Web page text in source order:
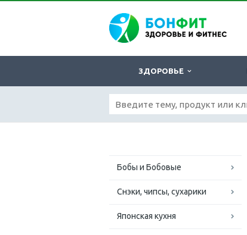
ЗДОРОВЬЕ
Бобы и Бобовые
Снэки, чипсы, сухарики
Японская кухня